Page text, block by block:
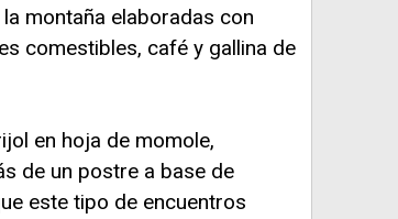
montaña elaboradas con
comestibles, café y gallina de
en hoja de momole,
de un postre a base de
este tipo de encuentros